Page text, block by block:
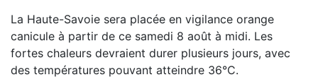
La Haute-Savoie sera placée en vigilance orange
canicule à partir de ce samedi 8 août à midi. Les
fortes chaleurs devraient durer plusieurs jours, avec
des températures pouvant atteindre 36°C.